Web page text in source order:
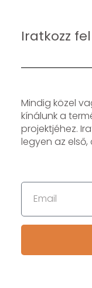
Iratkozz
Mindig közel
kínálunk a
projektjéhez.
legyen az